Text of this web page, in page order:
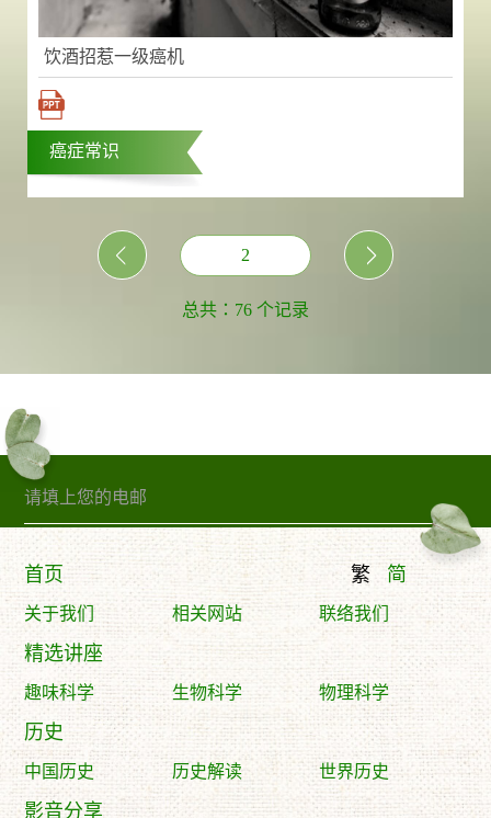
饮酒招惹一级癌机
癌症常识
2
总共：76 个记录
订阅精句
首页 简
繁
关于我们 相关网站 联络我们
精选讲座
趣味科学 生物科学 物理科学
历史
中国历史 历史解读 世界历史
影音分享